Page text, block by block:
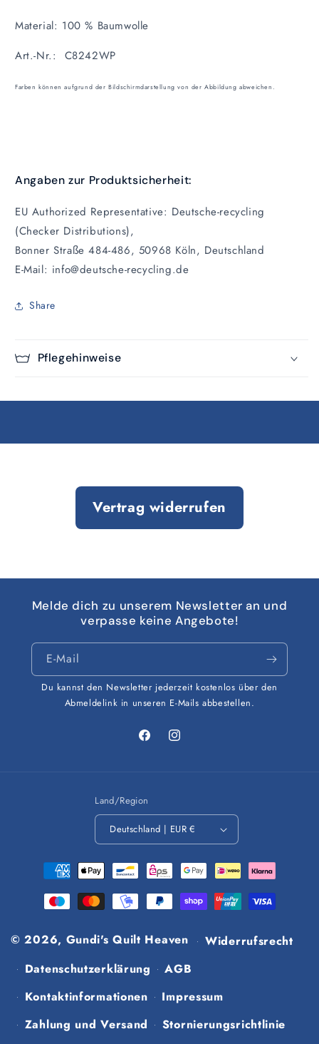
Material: 100 % Baumwolle
Art.-Nr.: C8242WP
Farben können aufgrund der Bildschirmdarstellung von der Abbildung abweichen.
Angaben zur Produktsicherheit:
EU Authorized Representative: Deutsche-recycling
(Checker Distributions),
Bonner Straße 484-486, 50968 Köln, Deutschland
E-Mail: info@deutsche-recycling.de
Share
Pflegehinweise
Vertrag widerrufen
Melde dich zu unserem Newsletter an und
verpasse keine Angebote!
E-Mail
Du kannst den Newsletter jederzeit kostenlos über den
Abmeldelink in unseren E-Mails abbestellen.
FacebookInstagram
Land/Region
Deutschland | EUR €
Zahlungsmethoden
© 2026, Gundi's Quilt Heaven
Widerrufsrecht
Datenschutzerklärung
AGB
Kontaktinformationen
Impressum
Zahlung und Versand
Stornierungsrichtlinie